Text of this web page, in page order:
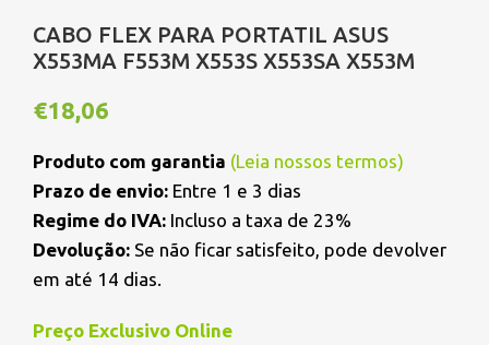
CABO FLEX PARA PORTATIL ASUS
X553MA F553M X553S X553SA X553M
€18,06
Produto com garantia (Leia nossos termos)
Prazo de envio: Entre 1 e 3 dias
Regime do IVA: Incluso a taxa de 23%
Devolução: Se não ficar satisfeito, pode devolver
em até 14 dias.
Preço Exclusivo Online